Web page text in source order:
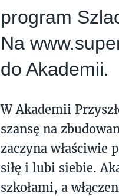
program
Na
do Akademii.
W Akademii
szansę na
zaczyna właściwie
siłę i lubi siebie.
szkołami, a